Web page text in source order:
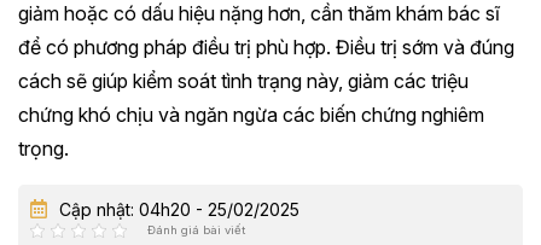
giảm hoặc có dấu hiệu nặng hơn, cần thăm khám bác sĩ
để có phương pháp điều trị phù hợp. Điều trị sớm và đúng
cách sẽ giúp kiểm soát tình trạng này, giảm các triệu
chứng khó chịu và ngăn ngừa các biến chứng nghiêm
trọng. ​​
Cập nhật: 04h20 - 25/02/2025
Đánh giá bài viết